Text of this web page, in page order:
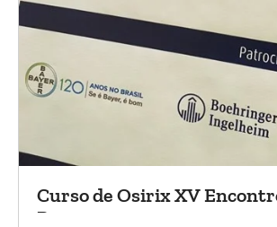
Curso de Osirix XV
Paranaense